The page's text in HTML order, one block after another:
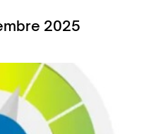
2025